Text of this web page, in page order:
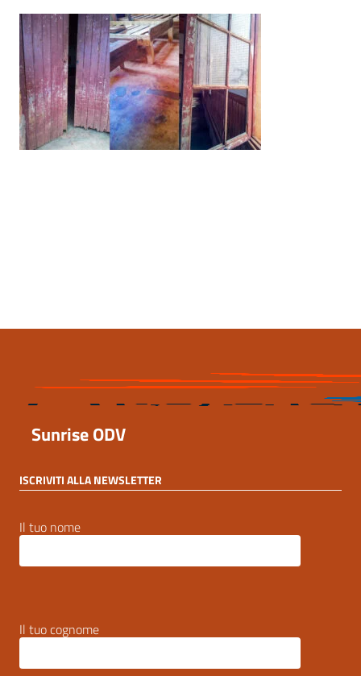
Sunrise ODV
ISCRIVITI ALLA NEWSLETTER
Il tuo nome
Il tuo cognome